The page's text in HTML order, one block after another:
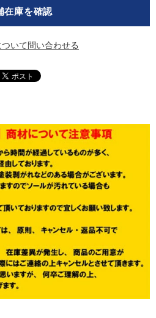
在庫を確認
いて問い合わせる